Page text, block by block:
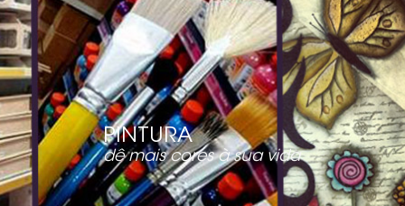
A FAÇARTE
PRODUTOS
CURSOS
NOVIDADES
CONTATO
PINT URA
dê mais cores à sua vida